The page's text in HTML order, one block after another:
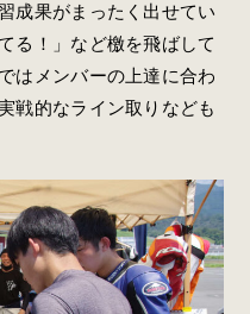
成果がまったく出せてい
る！」など檄を飛ばして
はメンバーの上達に合わ
戦的なライン取りなども